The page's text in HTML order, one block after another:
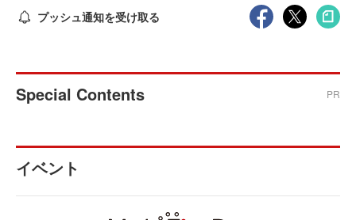
プッシュ通知を受け取る
Special Contents PR
イベント